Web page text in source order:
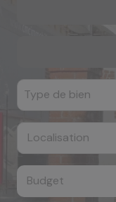
nos
honoraires
contact
Type de bien
Budget